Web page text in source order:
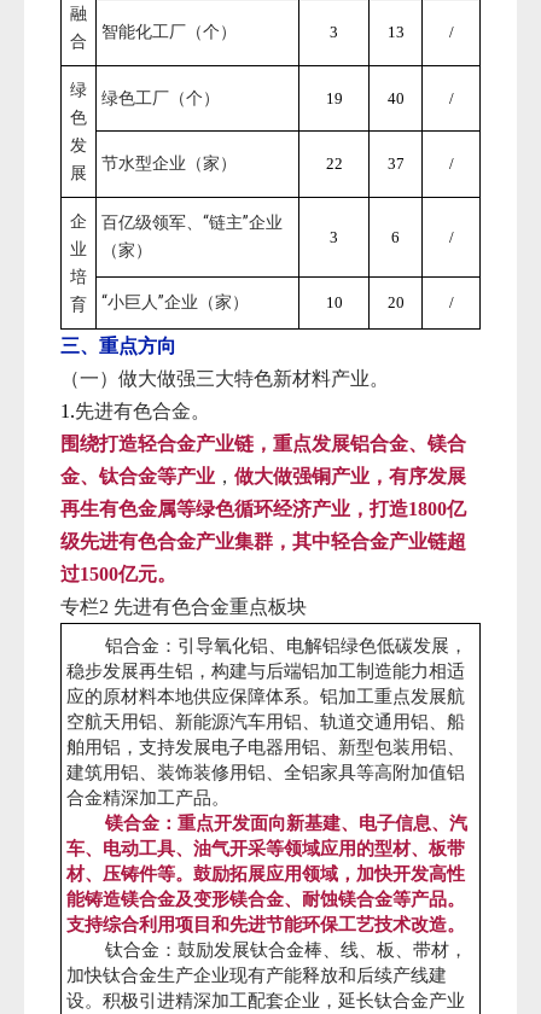
融
合
智能化工厂（个） 3 13 /
绿
色
发
展
绿色工厂（个） 19 40 /
节水型企业（家） 22 37 /
企
业
培
育
百亿级领军、“链主”企业
（家）
3 6 /
“小巨人”企业（家） 10 20 /
三、重点方向
（一）做大做强三大特色新材料产业。
1.先进有色合金。
围绕打造轻合金产业链，重点发展铝合金、镁合
金、钛合金等产业 ， 做大做强铜产业，有序发展
再生有色金属等绿色循环经济产业，打造1800亿
级先进有色合金产业集群，其中轻合金产业链超
过1500亿元。
专栏2 先进有色合金重点板块
铝合金：引导氧化铝、电解铝绿色低碳发展，
稳步发展再生铝，构建与后端铝加工制造能力相适
应的原材料本地供应保障体系。铝加工重点发展航
空航天用铝、新能源汽车用铝、轨道交通用铝、船
舶用铝，支持发展电子电器用铝、新型包装用铝、
建筑用铝、装饰装修用铝、全铝家具等高附加值铝
合金精深加工产品。
镁合金：重点开发面向新基建、电子信息、汽
车、电动工具、油气开采等领域应用的型材、板带
材、压铸件等。鼓励拓展应用领域，加快开发高性
能铸造镁合金及变形镁合金、耐蚀镁合金等产品。
支持综合利用项目和先进节能环保工艺技术改造。
钛合金：鼓励发展钛合金棒、线、板、带材，
加快钛合金生产企业现有产能释放和后续产线建
设。积极引进精深加工配套企业，延长钛合金产业